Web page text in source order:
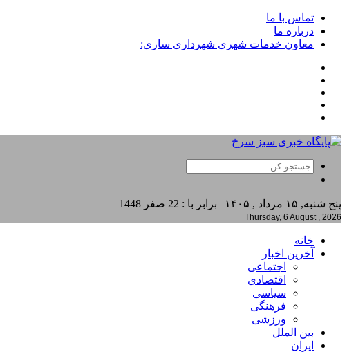
تماس با ما
درباره ما
معاون خدمات شهری شهرداری ساری:
پنج شنبه, ۱۵ مرداد , ۱۴۰۵ | برابر با : 22 صفر 1448
Thursday, 6 August , 2026
خانه
آخرین اخبار
اجتماعی
اقتصادی
سیاسی
فرهنگی
ورزشی
بین الملل
ایران